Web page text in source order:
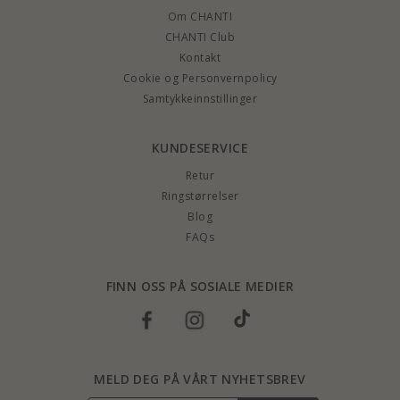
Om CHANTI
CHANTI Club
Kontakt
Cookie og Personvernpolicy
Samtykkeinnstillinger
KUNDESERVICE
Retur
Ringstørrelser
Blog
FAQs
FINN OSS PÅ SOSIALE MEDIER
MELD DEG PÅ VÅRT NYHETSBREV